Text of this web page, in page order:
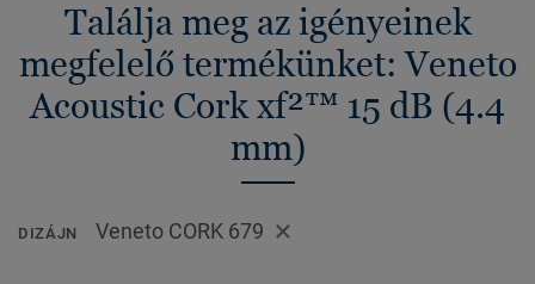
Találja meg az igényeinek
megfelelő termékünket: Veneto
Acoustic Cork xf²™ 15 dB (4.4
mm)
DIZÁJN Veneto CORK 679